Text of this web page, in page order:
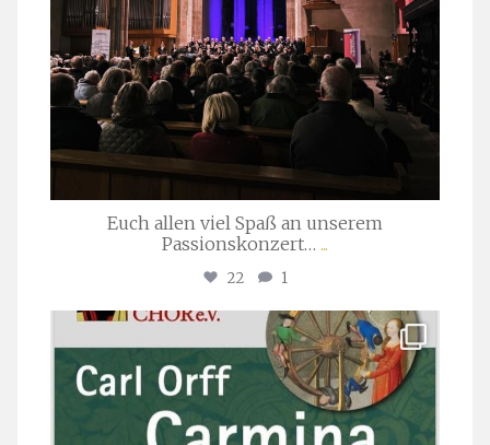
Euch allen viel Spaß an unserem
Passionskonzert… ...
22 1
stuttgarter_oratorienchor
Juli 22